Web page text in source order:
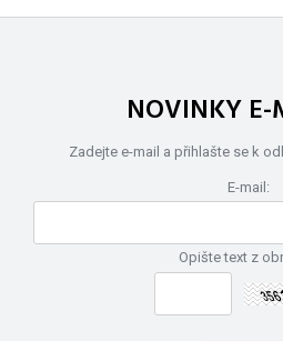
NOVINKY
Zadejte e-mail a přihlašte se k
E-mail:
Opište text z